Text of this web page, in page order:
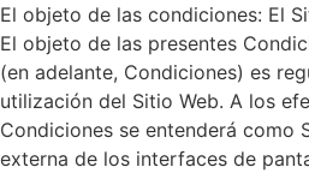
El objeto de las condiciones: El
El objeto de las presentes
(en adelante, Condiciones) es
utilización del Sitio Web. A los
Condiciones se entenderá como
externa de los interfaces de